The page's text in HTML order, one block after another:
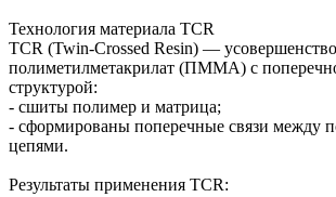
Технология материала TCR
TCR (Twin‑Crossed Resin) —
полиметилметакрилат (ПММА) с
структурой:
- сшиты полимер и матрица;
- сформированы поперечные связи между
цепями.
Результаты применения TCR: